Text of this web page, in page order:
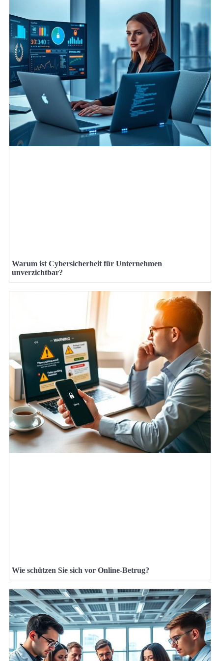
Warum ist Cybersicherheit für Unternehmen
unverzichtbar?
Wie schützen Sie sich vor Online-Betrug?